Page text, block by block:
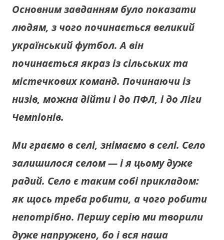
Основним завданням було показати
людям, з чого починається великий
український футбол. А він
починається якраз із сільських та
містечкових команд. Починаючи із
низів, можна дійти і до ПФЛ, і до Ліги
Чемпіонів.
Ми граємо в селі, знімаємо в селі. Село
залишилося селом — і я цьому дуже
радий. Село є таким собі прикладом:
як щось треба робити, а чого робити
непотрібно. Першу серію ми творили
дуже напружено, бо і вся наша